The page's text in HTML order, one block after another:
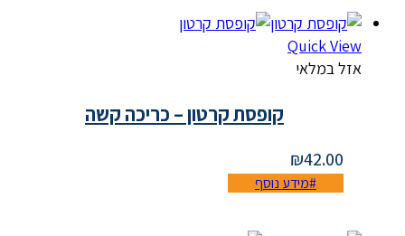
Quick View
אזל במלאי
קופסת קרטון – כריכה קשה
₪42.00
מידע נוסף